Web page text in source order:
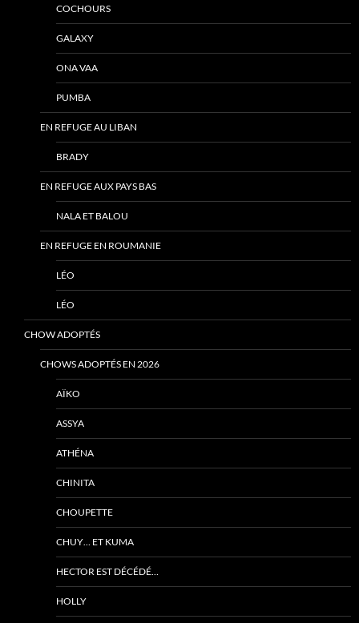
COCHOURS
GALAXY
ONA VAA
PUMBA
EN REFUGE AU LIBAN
BRADY
EN REFUGE AUX PAYS BAS
NALA ET BALOU
EN REFUGE EN ROUMANIE
LÉO
LÉO
CHOW ADOPTÉS
CHOWS ADOPTÉS EN 2026
AÏKO
ASSYA
ATHÉNA
CHINITA
CHOUPETTE
CHUY… ET KUMA
HECTOR EST DÉCÉDÉ…
HOLLY